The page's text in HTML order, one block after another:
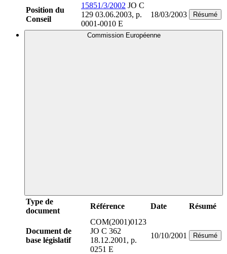
Position du
Conseil
15851/3/2002 JO C
129 03.06.2003, p.
0001-0010 E
18/03/2003 Résumé
Commission Européenne
Type de
document
Référence Date Résumé
Document de
base législatif
COM(2001)0123
JO C 362
18.12.2001, p.
0251 E
10/10/2001 Résumé